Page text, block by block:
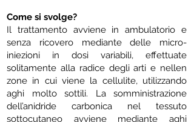
Come si svolge?
Il trattamento avviene in ambulatorio e
senza ricovero mediante delle micro-
iniezioni in dosi variabili, effettuate
solitamente alla radice degli arti e nellen
zone in cui viene la cellulite, utilizzando
aghi molto sottili. La somministrazione
dell’anidride carbonica nel tessuto
sottocutaneo avviene mediante aghi